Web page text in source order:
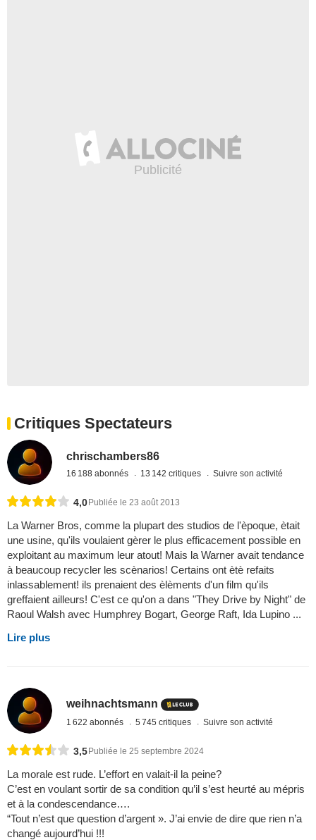
Critiques Spectateurs
chrischambers86
16 188 abonnés 13 142 critiques Suivre son activité
4,0 Publiée le 23 août 2013
La Warner Bros, comme la plupart des studios de l'èpoque, ètait
une usine, qu'ils voulaient gèrer le plus efficacement possible en
exploitant au maximum leur atout! Mais la Warner avait tendance
à beaucoup recycler les scènarios! Certains ont ètè refaits
inlassablement! ils prenaient des èlèments d'un film qu'ils
greffaient ailleurs! C'est ce qu'on a dans "They Drive by Night" de
Raoul Walsh avec Humphrey Bogart, George Raft, Ida Lupino ...
Lire plus
weihnachtsmann
1 622 abonnés 5 745 critiques Suivre son activité
3,5Publiée le 25 septembre 2024
La morale est rude. L’effort en valait-il la peine?
C’est en voulant sortir de sa condition qu’il s’est heurté au mépris
et à la condescendance….
“Tout n’est que question d’argent ». J’ai envie de dire que rien n’a
changé aujourd’hui !!!